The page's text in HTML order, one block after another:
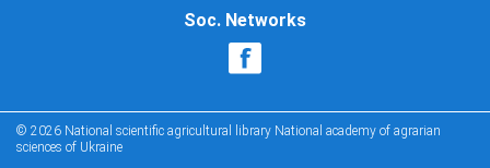
Soc. Networks
© 2026 National scientific agricultural library National academy of agrarian
sciences of Ukraine